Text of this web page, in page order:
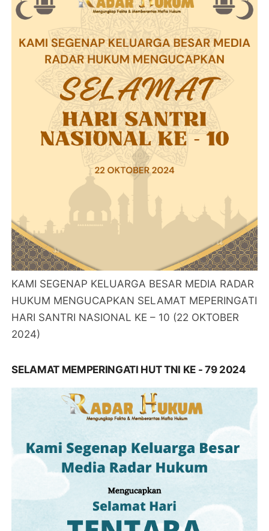
KAMI SEGENAP KELUARGA BESAR MEDIA RADAR
HUKUM MENGUCAPKAN SELAMAT MEPERINGATI
HARI SANTRI NASIONAL KE – 10 (22 OKTOBER
2024)
SELAMAT MEMPERINGATI HUT TNI KE - 79 2024